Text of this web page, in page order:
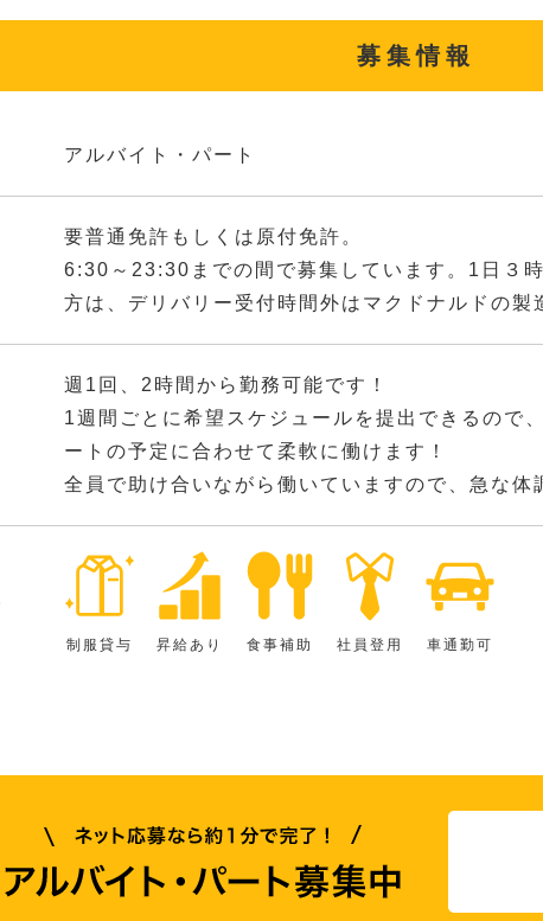
募集情報
アルバイト・パート
要普通免許もしくは原付免許。
6:30～23:30までの間で募集しています。1日３
方は、デリバリー受付時間外はマクドナルドの製
週1回、2時間から勤務可能です！
1週間ごとに希望スケジュールを提出できるので
ートの予定に合わせて柔軟に働けます！
全員で助け合いながら働いていますので、急な体
制服貸与 昇給あり 食事補助 社員登用 車通勤可